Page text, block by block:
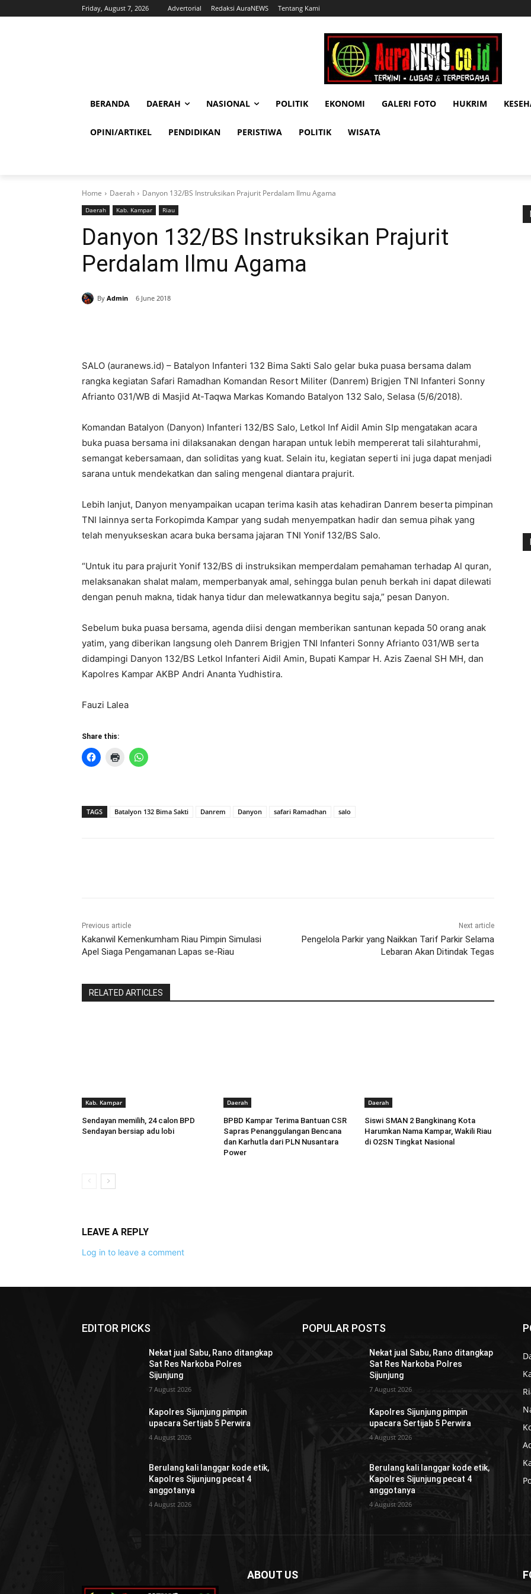
Friday, August 7, 2026 Advertorial Redaksi AuraNEWS Tentang Kami
BERANDA DAERAH NASIONAL POLITIK EKONOMI GALERI FOTO HUKRIM
OPINI/ARTIKEL PENDIDIKAN PERISTIWA POLITIK WISATA
Home Daerah Danyon 132/BS Instruksikan Prajurit Perdalam Ilmu Agama
Daerah Kab. Kampar Riau
Danyon 132/BS Instruksikan Prajurit
Perdalam Ilmu Agama
By Admin 6 June 2018
SALO (auranews.id) – Batalyon Infanteri 132 Bima Sakti Salo gelar buka puasa bersama dalam
rangka kegiatan Safari Ramadhan Komandan Resort Militer (Danrem) Brigjen TNI Infanteri Sonny
Afrianto 031/WB di Masjid At-Taqwa Markas Komando Batalyon 132 Salo, Selasa (5/6/2018).
Komandan Batalyon (Danyon) Infanteri 132/BS Salo, Letkol Inf Aidil Amin SIp mengatakan acara
buka puasa bersama ini dilaksanakan dengan harapan untuk lebih mempererat tali silahturahmi,
semangat kebersamaan, dan soliditas yang kuat. Selain itu, kegiatan seperti ini juga dapat menjadi
sarana untuk mendekatkan dan saling mengenal diantara prajurit.
Lebih lanjut, Danyon menyampaikan ucapan terima kasih atas kehadiran Danrem beserta pimpinan
TNI lainnya serta Forkopimda Kampar yang sudah menyempatkan hadir dan semua pihak yang
telah menyukseskan acara buka bersama jajaran TNI Yonif 132/BS Salo.
“Untuk itu para prajurit Yonif 132/BS di instruksikan memperdalam pemahaman terhadap Al quran,
melaksanakan shalat malam, memperbanyak amal, sehingga bulan penuh berkah ini dapat dilewati
dengan penuh makna, tidak hanya tidur dan melewatkannya begitu saja,” pesan Danyon.
Sebelum buka puasa bersama, agenda diisi dengan memberikan santunan kepada 50 orang anak
yatim, yang diberikan langsung oleh Danrem Brigjen TNI Infanteri Sonny Afrianto 031/WB serta
didampingi Danyon 132/BS Letkol Infanteri Aidil Amin, Bupati Kampar H. Azis Zaenal SH MH, dan
Kapolres Kampar AKBP Andri Ananta Yudhistira.
Fauzi Lalea
Share this:
TAGS Batalyon 132 Bima Sakti Danrem Danyon safari Ramadhan salo
Previous article
Kakanwil Kemenkumham Riau Pimpin Simulasi
Apel Siaga Pengamanan Lapas se-Riau
Next article
Pengelola Parkir yang Naikkan Tarif Parkir Selama
Lebaran Akan Ditindak Tegas
RELATED ARTICLES
Kab. Kampar
Sendayan memilih, 24 calon BPD
Sendayan bersiap adu lobi
Daerah
BPBD Kampar Terima Bantuan CSR
Sapras Penanggulangan Bencana
dan Karhutla dari PLN Nusantara
Power
Daerah
Siswi SMAN 2 Bangkinang Kota
Harumkan Nama Kampar, Wakili Riau
di O2SN Tingkat Nasional
LEAVE A REPLY
Log in to leave a comment
EDITOR PICKS
Nekat jual Sabu, Rano ditangkap
Sat Res Narkoba Polres
Sijunjung
7 August 2026
Kapolres Sijunjung pimpin
upacara Sertijab 5 Perwira
4 August 2026
Berulang kali langgar kode etik,
Kapolres Sijunjung pecat 4
anggotanya
4 August 2026
POPULAR POSTS
Nekat jual Sabu, Rano ditangkap
Sat Res Narkoba Polres
Sijunjung
7 August 2026
Kapolres Sijunjung pimpin
upacara Sertijab 5 Perwira
4 August 2026
Berulang kali langgar kode etik,
Kapolres Sijunjung pecat 4
anggotanya
4 August 2026
ABOUT US